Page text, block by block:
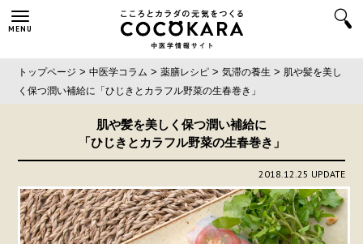
MENU
トップページ >中医学コラム >薬膳レシピ >気滞の養生 > 肌や髪を美し
く保つ潤い補給に 「ひじきとカラフル野菜の生春巻き」
肌や髪を美しく保つ潤い補給に
「ひじきとカラフル野菜の生春巻き」
2018.12.25 UPDATE